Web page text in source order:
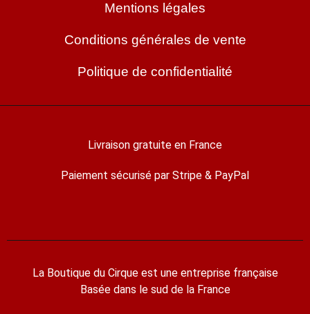
Mentions légales
Conditions générales de vente
Politique de confidentialité
Livraison gratuite en France
Paiement sécurisé par Stripe & PayPal
La Boutique du Cirque est une entreprise française
Basée dans le sud de la France